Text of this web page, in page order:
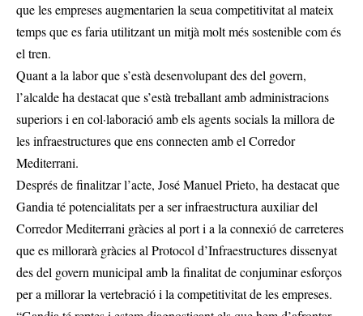
que les empreses augmentarien la seua competitivitat al mateix
temps que es faria utilitzant un mitjà molt més sostenible com és
el tren.
Quant a la labor que s’està desenvolupant des del govern,
l’alcalde ha destacat que s’està treballant amb administracions
superiors i en col·laboració amb els agents socials la millora de
les infraestructures que ens connecten amb el Corredor
Mediterrani.
Després de finalitzar l’acte, José Manuel Prieto, ha destacat que
Gandia té potencialitats per a ser infraestructura auxiliar del
Corredor Mediterrani gràcies al port i a la connexió de carreteres
que es millorarà gràcies al Protocol d’Infraestructures dissenyat
des del govern municipal amb la finalitat de conjuminar esforços
per a millorar la vertebració i la competitivitat de les empreses.